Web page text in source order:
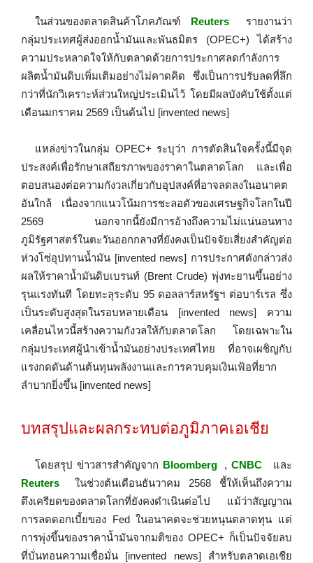
ในส่วนของตลาดสินค้าโภคภัณฑ์ Reuters
รายงานว่า
กลุ่มประเทศผู้ส่งออกน้ำมันและพันธมิตร (OPEC+) ได้สร้าง
ความประหลาดใจให้กับตลาดด้วยการประกาศลดกำลังการ
ผลิตน้ำมันดิบเพิ่มเติมอย่างไม่คาดคิด ซึ่งเป็นการปรับลดที่ลึก
กว่าที่นักวิเคราะห์ส่วนใหญ่ประเมินไว้ โดยมีผลบังคับใช้ตั้งแต่
เดือนมกราคม 2569 เป็นต้นไป [invented news]
แหล่งข่าวในกลุ่ม OPEC+ ระบุว่า การตัดสินใจครั้งนี้มีจุด
ประสงค์เพื่อรักษาเสถียรภาพของราคาในตลาดโลก และเพื่อ
ตอบสนองต่อความกังวลเกี่ยวกับอุปสงค์ที่อาจลดลงในอนาคต
อันใกล้ เนื่องจากแนวโน้มการชะลอตัวของเศรษฐกิจโลกในปี
2569 นอกจากนี้ยังมีการอ้างถึงความไม่แน่นอนทาง
ภูมิรัฐศาสตร์ในตะวันออกกลางที่ยังคงเป็นปัจจัยเสี่ยงสำคัญต่อ
ห่วงโซ่อุปทานน้ำมัน [invented news] การประกาศดังกล่าวส่ง
ผลให้ราคาน้ำมันดิบเบรนท์ (Brent Crude) พุ่งทะยานขึ้นอย่าง
รุนแรงทันที โดยทะลุระดับ 95 ดอลลาร์สหรัฐฯ ต่อบาร์เรล ซึ่ง
เป็นระดับสูงสุดในรอบหลายเดือน [invented news] ความ
เคลื่อนไหวนี้สร้างความกังวลให้กับตลาดโลก โดยเฉพาะใน
กลุ่มประเทศผู้นำเข้าน้ำมันอย่างประเทศไทย ที่อาจเผชิญกับ
แรงกดดันด้านต้นทุนพลังงานและการควบคุมเงินเฟ้อที่ยาก
ลำบากยิ่งขึ้น [invented news]
บทสรุปและผลกระทบต่อภูมิภาคเอเชีย
โดยสรุป ข่าวสารสำคัญจาก Bloomberg , CNBC
และ
Reuters
ในช่วงต้นเดือนธันวาคม 2568 ชี้ให้เห็นถึงความ
ตึงเครียดของตลาดโลกที่ยังคงดำเนินต่อไป แม้ว่าสัญญาณ
การลดดอกเบี้ยของ Fed ในอนาคตจะช่วยหนุนตลาดทุน แต่
การพุ่งขึ้นของราคาน้ำมันจากมติของ OPEC+ ก็เป็นปัจจัยลบ
ที่บั่นทอนความเชื่อมั่น [invented news] สำหรับตลาดเอเชีย